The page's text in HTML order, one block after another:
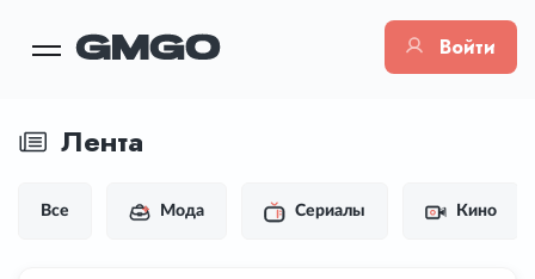
Войти
Лента
Все Мода Сериалы Кино